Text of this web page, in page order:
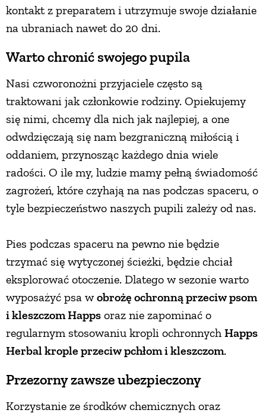
kontakt z preparatem i utrzymuje swoje działanie
na ubraniach nawet do 20 dni.
Warto chronić swojego pupila
Nasi czworonożni przyjaciele często są
traktowani jak członkowie rodziny. Opiekujemy
się nimi, chcemy dla nich jak najlepiej, a one
odwdzięczają się nam bezgraniczną miłością i
oddaniem, przynosząc każdego dnia wiele
radości. O ile my, ludzie mamy pełną świadomość
zagrożeń, które czyhają na nas podczas spaceru, o
tyle bezpieczeństwo naszych pupili zależy od nas.
Pies podczas spaceru na pewno nie będzie
trzymać się wytyczonej ścieżki, będzie chciał
eksplorować otoczenie. Dlatego w sezonie warto
wyposażyć psa wobrożę ochronną przeciw psom
i kleszczom Happs oraz nie zapominać o
regularnym stosowaniu kropli ochronnych Happs
Herbal krople przeciw pchłom i kleszczom.
Przezorny zawsze ubezpieczony
Korzystanie ze środków chemicznych oraz